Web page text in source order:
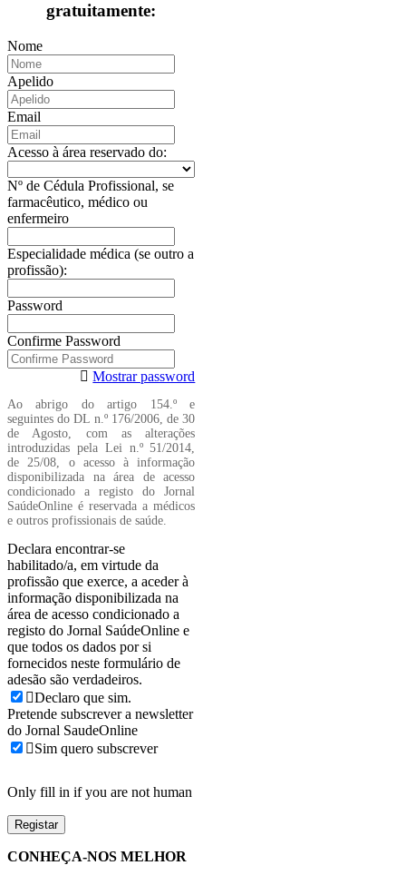
gratuitamente:
Nome
Apelido
Email
Acesso à área reservado do:
Nº de Cédula Profissional, se
farmacêutico, médico ou
enfermeiro
Especialidade médica (se outro a
profissão):
Password
Confirme Password
Mostrar password
Ao abrigo do artigo 154.º e
seguintes do DL n.º 176/2006, de 30
de Agosto, com as alterações
introduzidas pela Lei n.º 51/2014,
de 25/08, o acesso à informação
disponibilizada na área de acesso
condicionado a registo do Jornal
SaúdeOnline é reservada a médicos
e outros profissionais de saúde.
Declara encontrar-se
habilitado/a, em virtude da
profissão que exerce, a aceder à
informação disponibilizada na
área de acesso condicionado a
registo do Jornal SaúdeOnline e
que todos os dados por si
fornecidos neste formulário de
adesão são verdadeiros.
Declaro que sim.
Pretende subscrever a newsletter
do Jornal SaudeOnline
Sim quero subscrever
Only fill in if you are not human
CONHEÇA-NOS MELHOR